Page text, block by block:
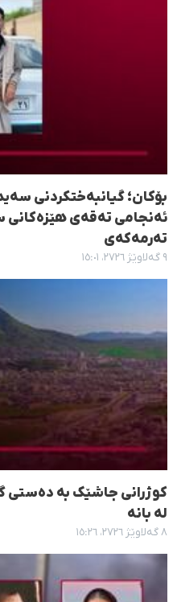
بۆکان؛ گیانبەختکردنی
ئەنجامی تەقەی هێزەکانی
تەرمەکەی
٩ گەلاوێژ ٢٧٢٦، ١٥:٠١
کوژرانی جاشێک بە دەستی
لە بانه
٨ گەلاوێژ ٢٧٢٦، ١٥:٢٦